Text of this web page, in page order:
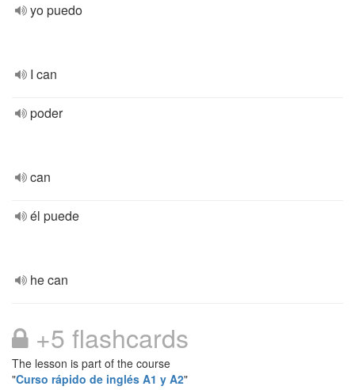
yo puedo
I can
poder
can
él puede
he can
+5 flashcards
The lesson is part of the course
"Curso rápido de inglés A1 y A2"